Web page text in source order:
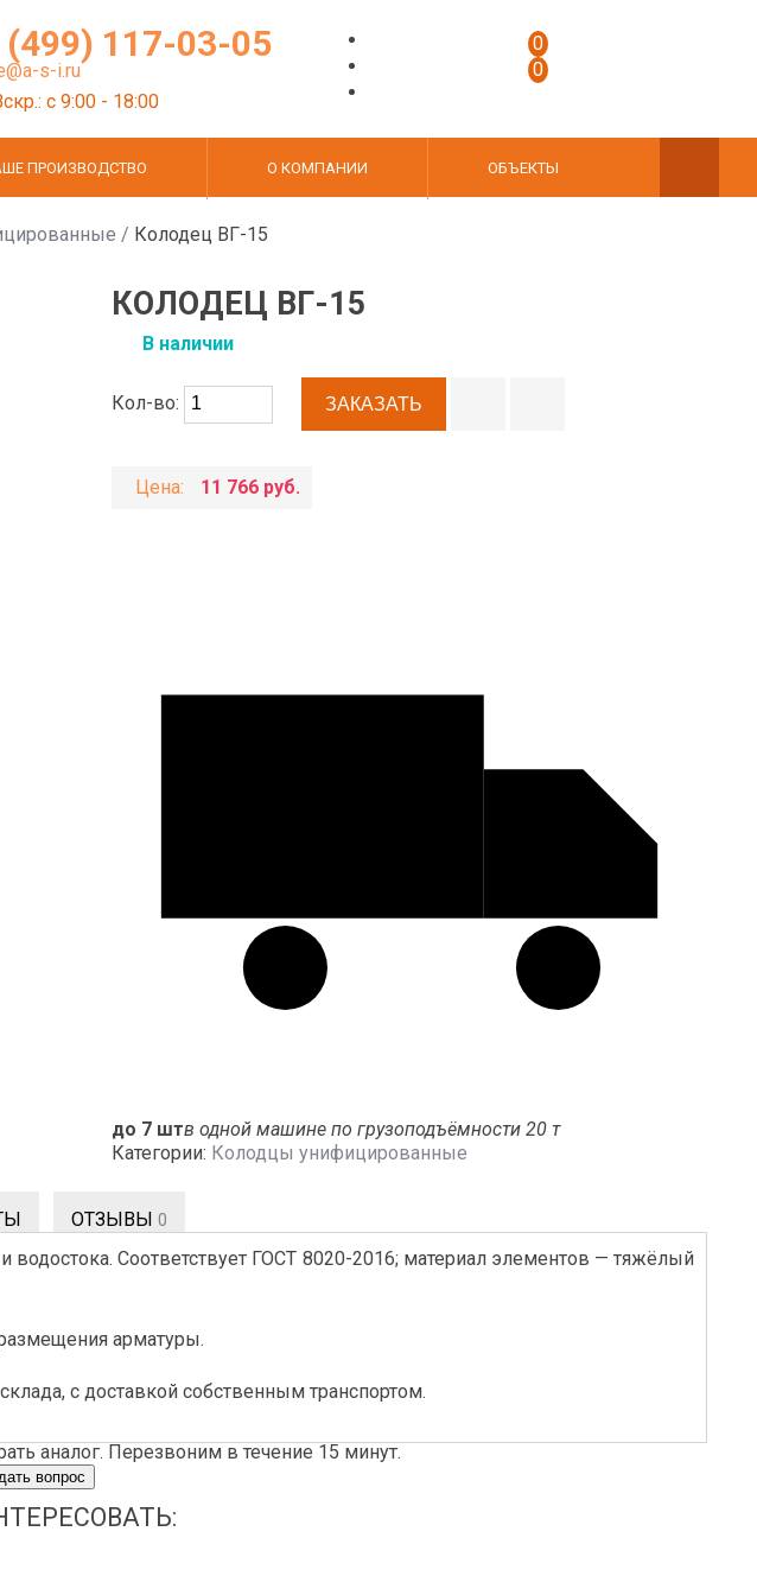
(499) 117-03-05
s-i.ru
c 9:00 - 18:00
0
0
ПРОИЗВОДСТВО О КОМПАНИИ ОБЪЕКТЫ
/ Колодец ВГ-15
КОЛОДЕЦ ВГ-15
В наличии
Кол-во:
Цена: 11 766 руб.
до 7 штв одной машине по грузоподъёмности 20 т
Категории: Колодцы унифицированные
ОТЗЫВЫ 0
Соответствует ГОСТ 8020-2016; материал элементов — тяжёлый
арматуры.
с доставкой собственным транспортом.
аналог. Перезвоним в течение 15 минут.
вопрос